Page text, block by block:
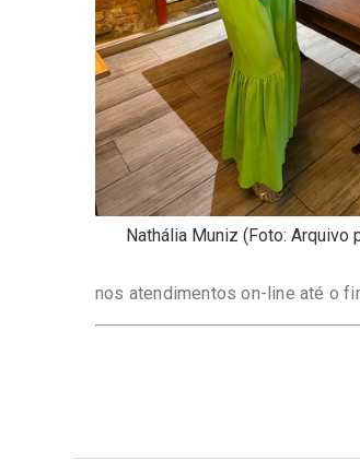
Nathália Muniz (Foto: Arquivo
nos atendimentos on-line até o